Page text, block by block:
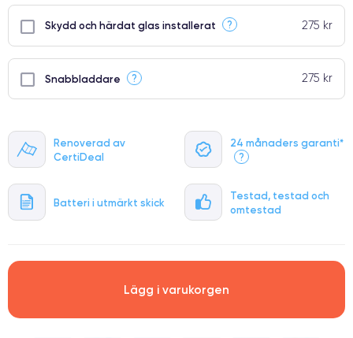
Renoverad av
CertiDeal
24 månaders garanti*
?
Batteri i utmärkt skick
Testad, testad och
omtestad
Skydd och härdat glas installerat ? 275 kr
Snabbladdare ? 275 kr
Lägg i varukorgen